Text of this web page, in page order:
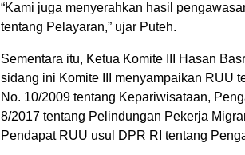
“Kami juga menyerahkan hasil
tentang Pelayaran,” ujar Puteh.
Sementara itu, Ketua Komite III Hasan
sidang ini Komite III menyampaikan RUU
No. 10/2009 tentang Kepariwisataan,
8/2017 tentang Pelindungan Pekerja
Pendapat RUU usul DPR RI tentang